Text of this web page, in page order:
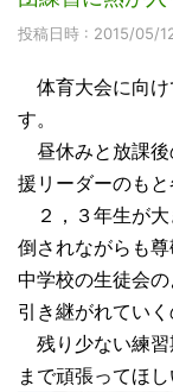
投稿日時 : 2015/05/
体育大会に向け
す。
昼休みと放課後
援リーダーのもと
２，３年生が大
倒されながらも
中学校の生徒会
引き継がれていく
残り少ない練習
まで頑張ってほ